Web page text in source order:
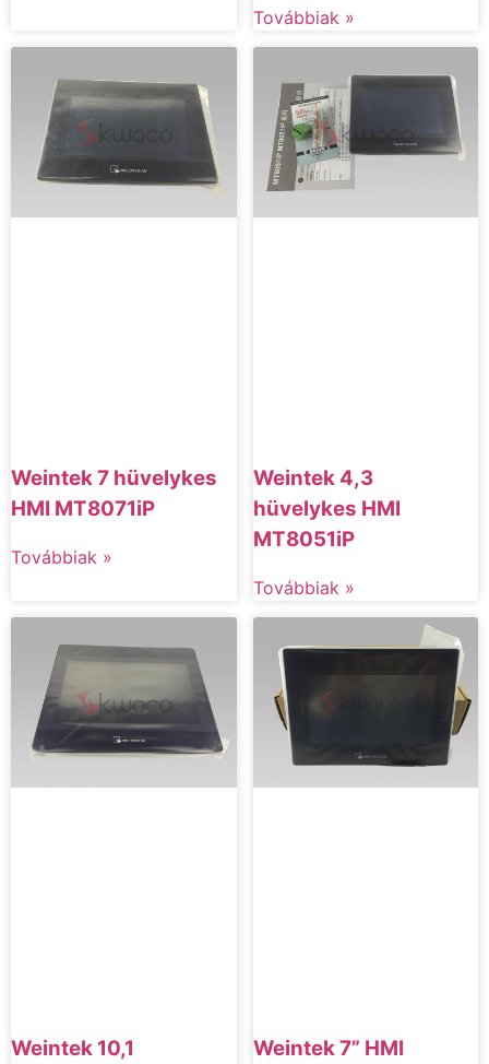
Továbbiak »
Weintek 7 hüvelykes
HMI MT8071iP
Továbbiak »
Weintek 4,3
hüvelykes HMI
MT8051iP
Továbbiak »
Weintek 10,1 Weintek 7” HMI